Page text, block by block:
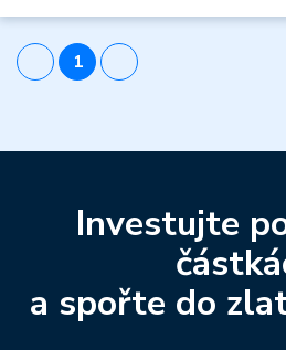
1
Investujte
a spořte do